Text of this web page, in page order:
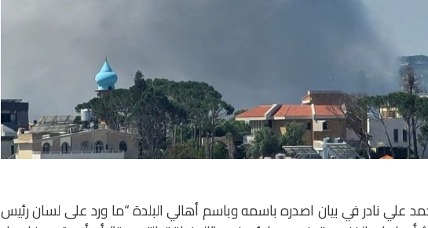
علي نادر في بيان اصدره باسمه وباسم أهالي البلدة “ما ورد على لسان رئيس